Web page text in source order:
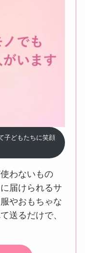
子どもたちに笑顔
わないもの
届けられるサ
やおもちゃな
送るだけで、